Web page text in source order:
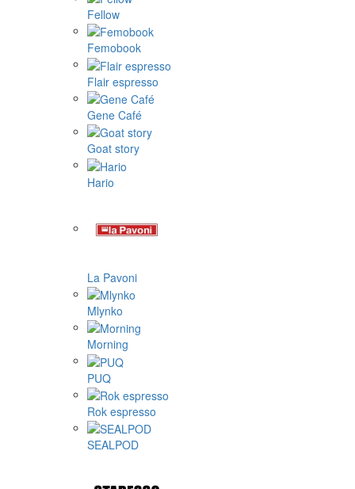
Fellow
Femobook
Flair espresso
Gene Café
Goat story
Hario
La Pavoni
Mlynko
Morning
PUQ
Rok espresso
SEALPOD